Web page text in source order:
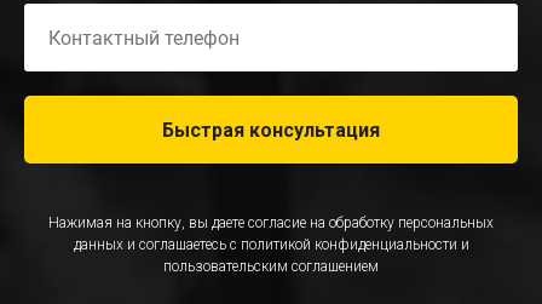
Быстрая консультация
Нажимая на кнопку, вы даете согласие на обработку персональных
данных и соглашаетесь c политикой конфиденциальности и
пользовательским соглашением